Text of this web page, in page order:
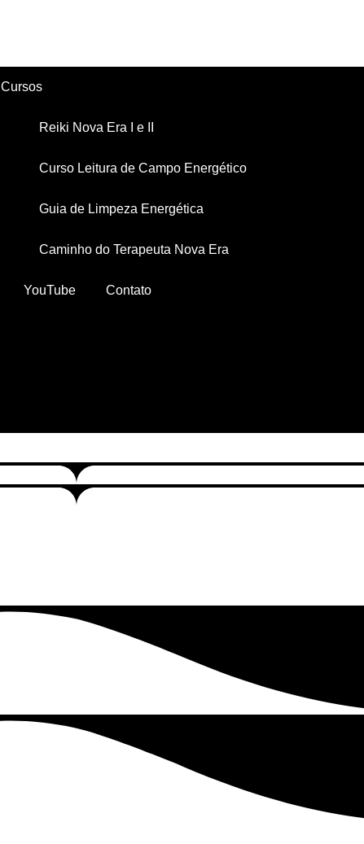
Cursos
Reiki Nova Era I e II
Curso Leitura de Campo Energético
Guia de Limpeza Energética
Caminho do Terapeuta Nova Era
YouTube Contato